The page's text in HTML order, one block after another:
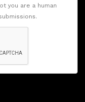
you are a human